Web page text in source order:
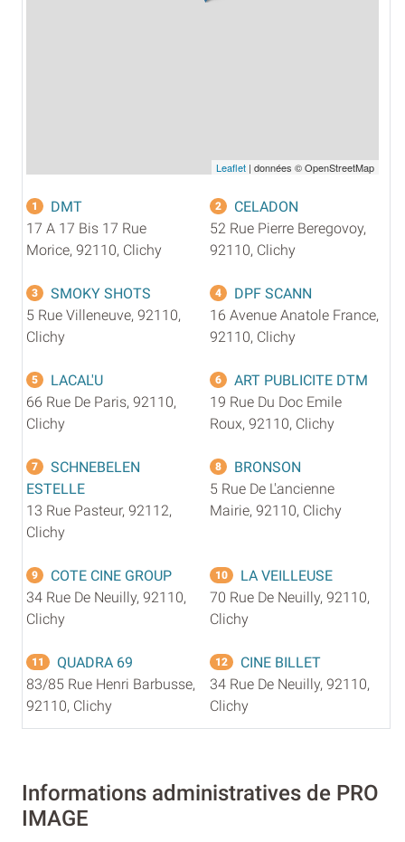
Leaflet | données © OpenStreetMap
1
DMT
17 A 17 Bis 17 Rue
Morice, 92110, Clichy
2
CELADON
52 Rue Pierre Beregovoy,
92110, Clichy
3
SMOKY SHOTS
5 Rue Villeneuve, 92110,
Clichy
4
DPF SCANN
16 Avenue Anatole France,
92110, Clichy
5
LACAL'U
66 Rue De Paris, 92110,
Clichy
6
ART PUBLICITE DTM
19 Rue Du Doc Emile
Roux, 92110, Clichy
7
SCHNEBELEN
ESTELLE
13 Rue Pasteur, 92112,
Clichy
8
BRONSON
5 Rue De L'ancienne
Mairie, 92110, Clichy
9
COTE CINE GROUP
34 Rue De Neuilly, 92110,
Clichy
10
LA VEILLEUSE
70 Rue De Neuilly, 92110,
Clichy
11
QUADRA 69
83/85 Rue Henri Barbusse,
92110, Clichy
12
CINE BILLET
34 Rue De Neuilly, 92110,
Clichy
Informations administratives de PRO
IMAGE